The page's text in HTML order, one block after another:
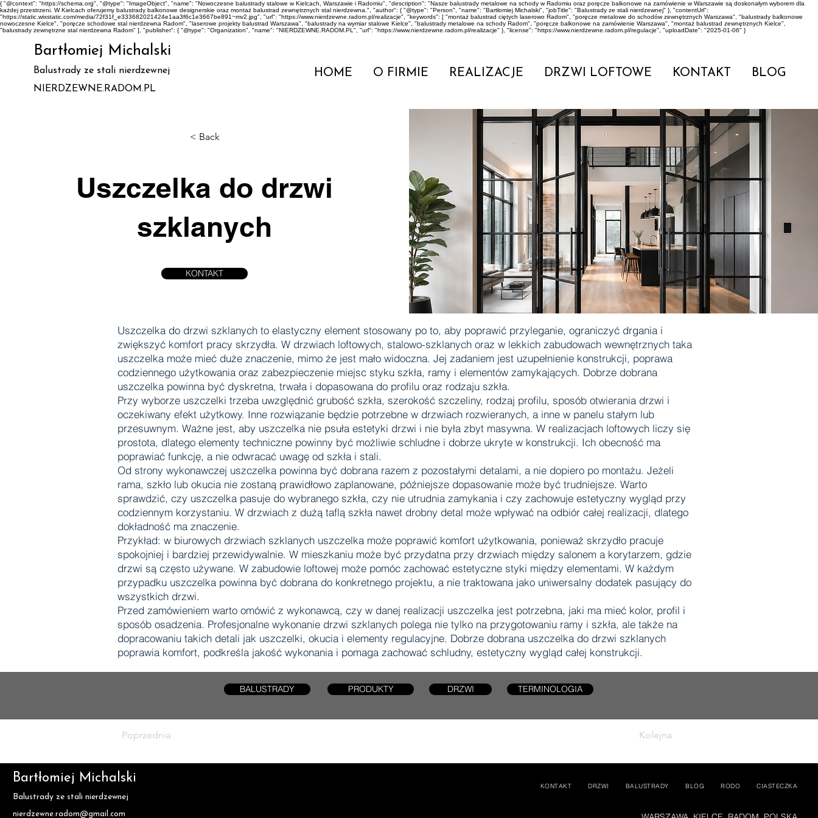
{ "@context": "https://schema.org", "@type": "ImageObject", "name": "Nowoczesne balustrady stalowe w Kielcach, Warszawie i Radomiu", "description": "Nasze balustrady metalowe na schody w Radomiu oraz poręcze balkonowe na zamówienie w Warszawie są doskonałym wyborem dla
każdej przestrzeni. W Kielcach oferujemy balustrady balkonowe designerskie oraz montaż balustrad zewnętrznych stal nierdzewna.", "author": { "@type": "Person", "name": "Bartłomiej Michalski", "jobTitle": "Balustrady ze stali nierdzewnej" }, "contentUrl":
"https://static.wixstatic.com/media/72f31f_e333682021424e1aa3f6c1e3667be891~mv2.jpg", "url": "https://www.nierdzewne.radom.pl/realizacje", "keywords": [ "montaż balustrad ciętych laserowo Radom", "poręcze metalowe do schodów zewnętrznych Warszawa", "balustrady balkonowe
nowoczesne Kielce", "poręcze schodowe stal nierdzewna Radom", "laserowe projekty balustrad Warszawa", "balustrady na wymiar stalowe Kielce", "balustrady metalowe na schody Radom", "poręcze balkonowe na zamówienie Warszawa", "montaż balustrad zewnętrznych Kielce",
"balustrady zewnętrzne stal nierdzewna Radom" ], "publisher": { "@type": "Organization", "name": "NIERDZEWNE.RADOM.PL", "url": "https://www.nierdzewne.radom.pl/realizacje" }, "license": "https://www.nierdzewne.radom.pl/regulacje", "uploadDate": "2025-01-06" }
Bartłomiej Michalski
Balustrady ze stali nierdzewnej
NIERDZEWNE.RADOM.PL
HOME O FIRMIE REALIZACJE DRZWI LOFTOWE KONTAKT BLOG
< Back
Uszczelka do drzwi
szklanych
KONTAKT
Uszczelka do drzwi szklanych to elastyczny element stosowany po to, aby poprawić przyleganie, ograniczyć drgania i
zwiększyć komfort pracy skrzydła. W drzwiach loftowych, stalowo-szklanych oraz w lekkich zabudowach wewnętrznych taka
uszczelka może mieć duże znaczenie, mimo że jest mało widoczna. Jej zadaniem jest uzupełnienie konstrukcji, poprawa
codziennego użytkowania oraz zabezpieczenie miejsc styku szkła, ramy i elementów zamykających. Dobrze dobrana
uszczelka powinna być dyskretna, trwała i dopasowana do profilu oraz rodzaju szkła.
Przy wyborze uszczelki trzeba uwzględnić grubość szkła, szerokość szczeliny, rodzaj profilu, sposób otwierania drzwi i
oczekiwany efekt użytkowy. Inne rozwiązanie będzie potrzebne w drzwiach rozwieranych, a inne w panelu stałym lub
przesuwnym. Ważne jest, aby uszczelka nie psuła estetyki drzwi i nie była zbyt masywna. W realizacjach loftowych liczy się
prostota, dlatego elementy techniczne powinny być możliwie schludne i dobrze ukryte w konstrukcji. Ich obecność ma
poprawiać funkcję, a nie odwracać uwagę od szkła i stali.
Od strony wykonawczej uszczelka powinna być dobrana razem z pozostałymi detalami, a nie dopiero po montażu. Jeżeli
rama, szkło lub okucia nie zostaną prawidłowo zaplanowane, późniejsze dopasowanie może być trudniejsze. Warto
sprawdzić, czy uszczelka pasuje do wybranego szkła, czy nie utrudnia zamykania i czy zachowuje estetyczny wygląd przy
codziennym korzystaniu. W drzwiach z dużą taflą szkła nawet drobny detal może wpływać na odbiór całej realizacji, dlatego
dokładność ma znaczenie.
Przykład: w biurowych drzwiach szklanych uszczelka może poprawić komfort użytkowania, ponieważ skrzydło pracuje
spokojniej i bardziej przewidywalnie. W mieszkaniu może być przydatna przy drzwiach między salonem a korytarzem, gdzie
drzwi są często używane. W zabudowie loftowej może pomóc zachować estetyczne styki między elementami. W każdym
przypadku uszczelka powinna być dobrana do konkretnego projektu, a nie traktowana jako uniwersalny dodatek pasujący do
wszystkich drzwi.
Przed zamówieniem warto omówić z wykonawcą, czy w danej realizacji uszczelka jest potrzebna, jaki ma mieć kolor, profil i
sposób osadzenia. Profesjonalne wykonanie drzwi szklanych polega nie tylko na przygotowaniu ramy i szkła, ale także na
dopracowaniu takich detali jak uszczelki, okucia i elementy regulacyjne. Dobrze dobrana uszczelka do drzwi szklanych
poprawia komfort, podkreśla jakość wykonania i pomaga zachować schludny, estetyczny wygląd całej konstrukcji.
BALUSTRADY PRODUKTY DRZWI TERMINOLOGIA
Poprzednia Kolejna
Bartłomiej Michalski
Balustrady ze stali nierdzewnej
nierdzewne.radom@gmail.com
KONTAKT DRZWI BALUSTRADY BLOG RODO CIASTECZKA